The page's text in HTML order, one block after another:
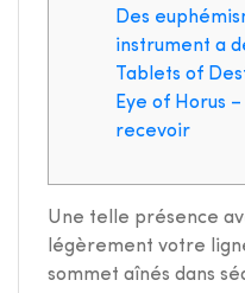
Des
instrument a
Tablets of
Eye of Horus
recevoir
Une telle présence
légèrement votre
sommet aînés dans